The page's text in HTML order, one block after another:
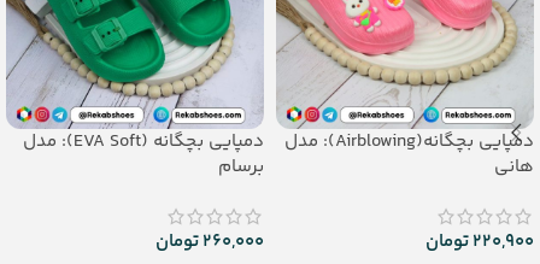
دمپایی بچگانه(Airblowing): مدل
هانی
220,900تومان
دمپایی بچگانه (EVA Soft): مدل
برسام
260,000تومان